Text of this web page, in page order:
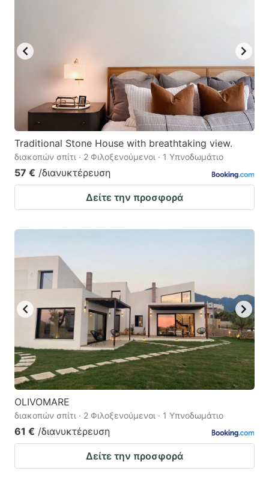
Traditional Stone House with breathtaking view.
διακοπών σπίτι · 2 Φιλοξενούμενοι · 1 Υπνοδωμάτιο
57 € /διανυκτέρευση
Δείτε την προσφορά
OLIVOMARE
διακοπών σπίτι · 2 Φιλοξενούμενοι · 1 Υπνοδωμάτιο
61 € /διανυκτέρευση
Δείτε την προσφορά